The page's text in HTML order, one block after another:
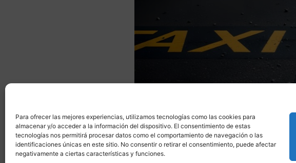
Para ofrecer las mejores experiencias, utilizamos tecnologías como las cookies para
almacenar y/o acceder a la información del dispositivo. El consentimiento de estas
tecnologías nos permitirá procesar datos como el comportamiento de navegación o las
identificaciones únicas en este sitio. No consentir o retirar el consentimiento, puede afectar
negativamente a ciertas características y funciones.